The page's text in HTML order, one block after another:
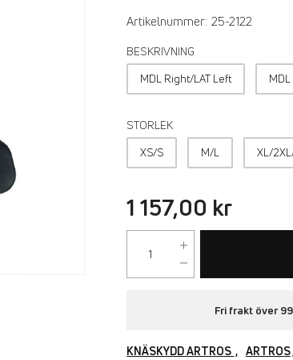
Artikelnummer: 25-2122
BESKRIVNING
MDL Right/LAT Left
STORLEK
XS/S M/L XL/
1 157,00 kr
Fri frakt över
KNÄSKYDD ARTROS ARTROS